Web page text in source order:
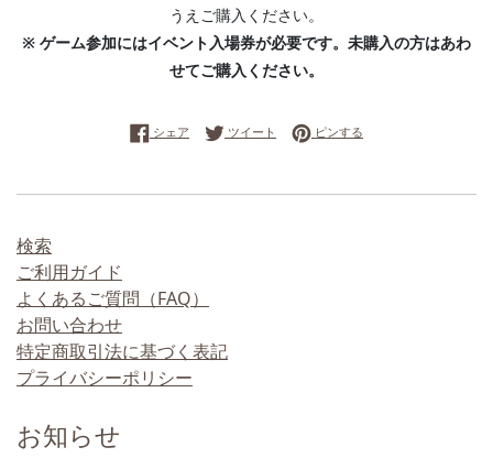
うえご購入ください。
※ ゲーム参加にはイベント入場券が必要です。未購入の方はあわ
せてご購入ください。
シェア Facebookでシェアする
ツイート Twitterに投稿する
ピンする
検索
ご利用ガイド
よくあるご質問（FAQ）
お問い合わせ
特定商取引法に基づく表記
プライバシーポリシー
お知らせ